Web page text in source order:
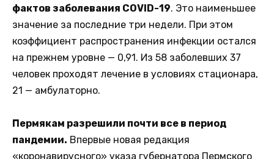
фактов заболевания COVID-19. Это наименьшее
значение за последние три недели. При этом
коэффициент распространения инфекции остался
на прежнем уровне — 0,91. Из 58 заболевших 37
человек проходят лечение в условиях стационара,
21 — амбулаторно.
Пермякам разрешили почти все в период
пандемии. Впервые новая редакция
«коронавирусного» указа губернатора Пермского